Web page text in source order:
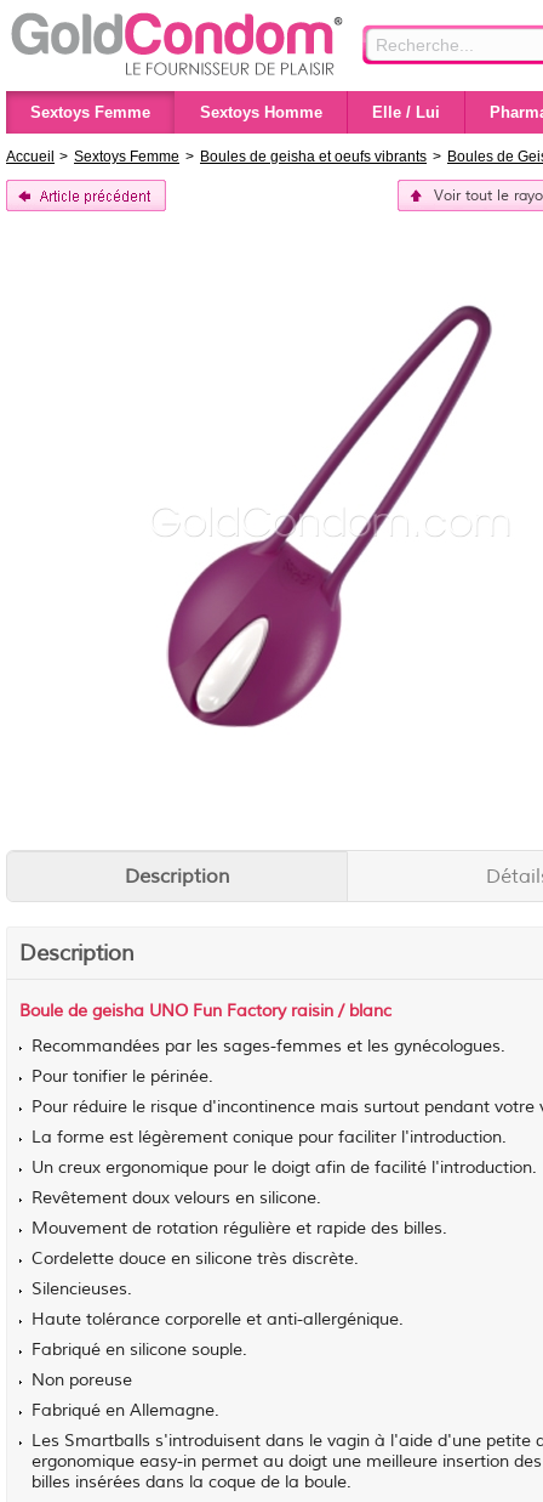
Sextoys Femme Sextoys Homme Elle / Lui
Accueil > Sextoys Femme > Boules de geisha et oeufs vibrants > Boules de
Voir tout le
Description
Description
Boule de geisha UNO Fun Factory raisin / blanc
Recommandées par les sages-femmes et les gynécologues.
Pour tonifier le périnée.
Pour réduire le risque d'incontinence mais surtout pendant
La forme est légèrement conique pour faciliter l'introduction.
Un creux ergonomique pour le doigt afin de facilité l'introduction.
Revêtement doux velours en silicone.
Mouvement de rotation régulière et rapide des billes.
Cordelette douce en silicone très discrète.
Silencieuses.
Haute tolérance corporelle et anti-allergénique.
Fabriqué en silicone souple.
Non poreuse
Fabriqué en Allemagne.
Les Smartballs s'introduisent dans le vagin à l'aide d'une petite
ergonomique easy-in permet au doigt une meilleure insertion
billes insérées dans la coque de la boule.